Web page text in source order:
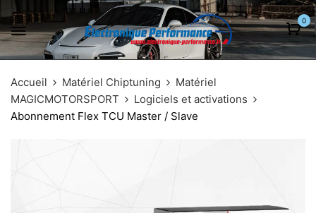
0
Accueil Matériel Chiptuning
Matériel
MAGICMOTORSPORT
Logiciels et activations
Abonnement Flex TCU Master / Slave